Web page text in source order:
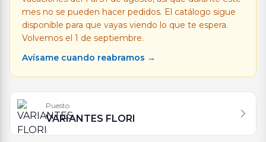
mes no se pueden hacer pedidos. El catálogo sigue
disponible para que vayas viendo lo que te espera.
Volvemos el 1 de septiembre.
Avísame cuando reabramos →
Puesto
VARIANTES FLORI